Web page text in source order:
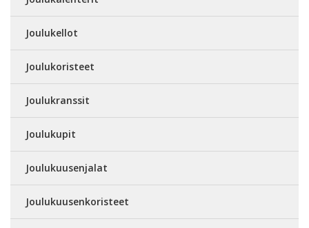
Joulukellot
Joulukoristeet
Joulukranssit
Joulukupit
Joulukuusenjalat
Joulukuusenkoristeet